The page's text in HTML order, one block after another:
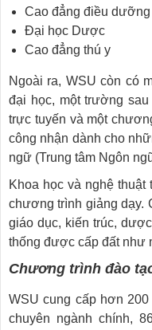
Cao đẳng điều dưỡng
Đại học Dược
Cao đẳng thú y
Ngoài ra, WSU còn có
đại học, một trường
trực tuyến và một
công nhận dành cho
ngữ (Trung tâm Ngôn
Khoa học và nghệ
chương trình giảng dạy.
giáo dục, kiến ​​trúc,
thống được cấp đất như
Chương trình đào
WSU cung cấp hơn
chuyên ngành chính,